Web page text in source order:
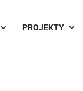
PROJEKTY